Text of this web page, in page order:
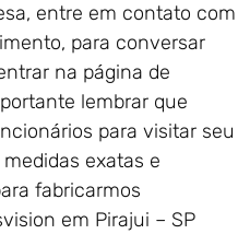
entre em contato com
para conversar
na página de
lembrar que
para visitar seu
exatas e
fabricarmos
em Pirajui – SP